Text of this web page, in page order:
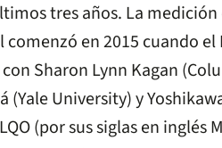
tres años. La
en 2015 cuando
Sharon Lynn Kagan
(Yale University) y
(por sus siglas en inglés